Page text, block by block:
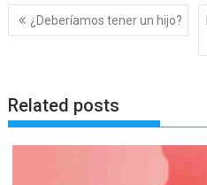
Navegación
de
¿Deberíamos tener un hijo?
Related posts